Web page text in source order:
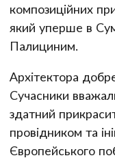
композиційних
який уперше в
Палициним.
Архітектора
Сучасники
здатний
провідником та
Європейського